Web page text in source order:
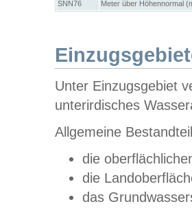
SNN76
Meter über Höhennormal
Unter Einzugsgebiet
unterirdisches
Allgemeine
die
die
das